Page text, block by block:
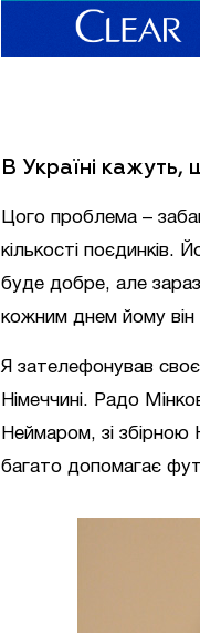
В Україні
Цого проблема –
кількості
буде добре, але
кожним днем йому він
Я зателефонував
Німеччині. Радо
Неймаром, зі збірною
багато допомагає